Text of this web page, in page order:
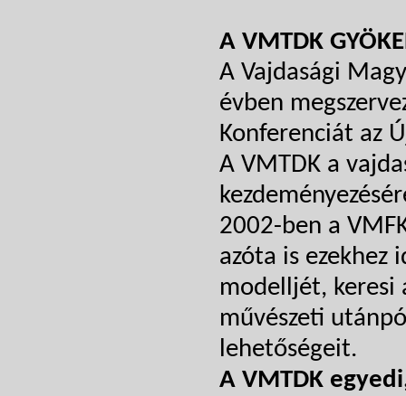
A VMTDK
A Vajdasági
évben
Konferenciát az
A VMTDK a
2002-ben a
azóta is ezekhez
modelljét, keresi
művészeti
lehetőségeit.
A VMTDK